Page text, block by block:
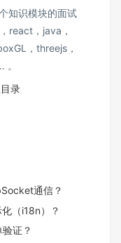
知识模块的面试
react，java，
，threejs，
录
通信？
（i18n）？
证？